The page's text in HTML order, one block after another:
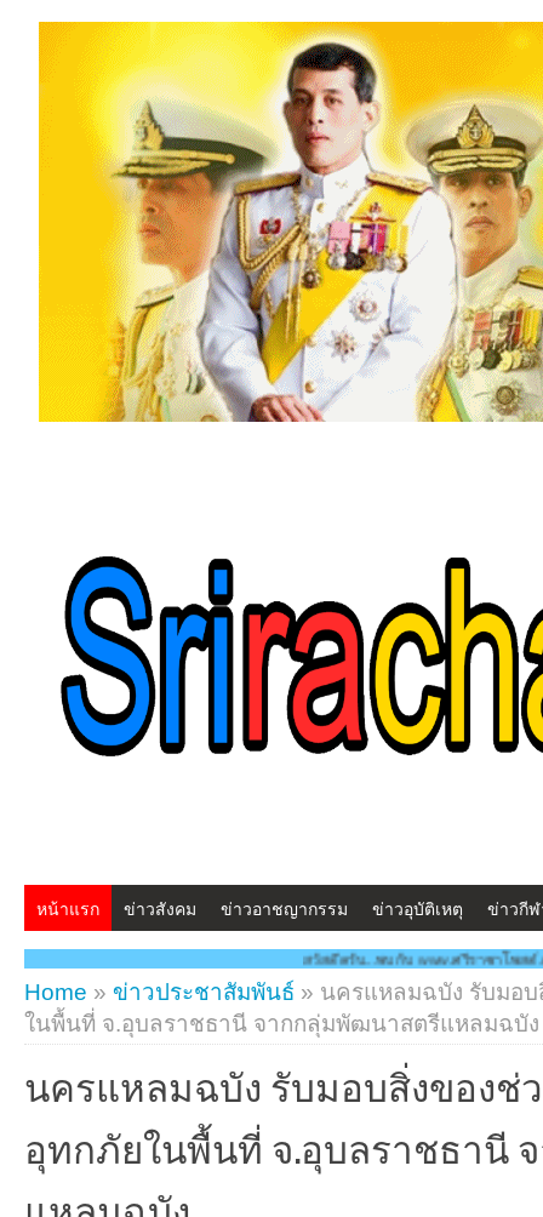
หน้าแรก ข่าวสังคม ข่าวอาชญากรรม ข่าวอุบัติเหตุ ข่าวกี
สวัสดีครับ...พบกับ www.ศรีราชาโพสต์.com โฉมใหม่!! "สร้างสร
Home » ข่าวประชาสัมพันธ์ » นครแหลมฉบัง รับมอบ
ในพื้นที่ จ.อุบลราชธานี จากกลุ่มพัฒนาสตรีแหลมฉบัง
นครแหลมฉบัง รับมอบสิ่งของช่
อุทกภัยในพื้นที่ จ.อุบลราชธานี